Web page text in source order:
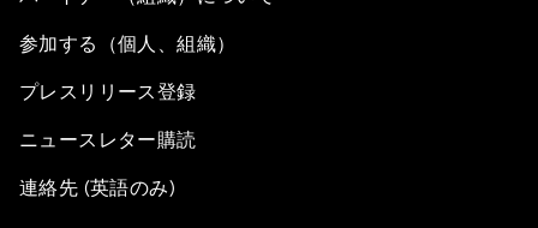
参加する（個人、組織）
プレスリリース登録
ニュースレター購読
連絡先 (英語のみ)